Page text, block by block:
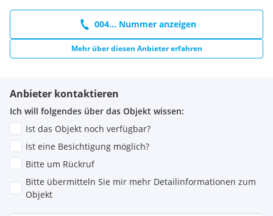
004... Nummer anzeigen
Mehr über diesen Anbieter erfahren
Anbieter kontaktieren
Ich will folgendes über das Objekt wissen:
Ist das Objekt noch verfügbar?
Ist eine Besichtigung möglich?
Bitte um Rückruf
Bitte übermitteln Sie mir mehr Detailinformationen zum
Objekt